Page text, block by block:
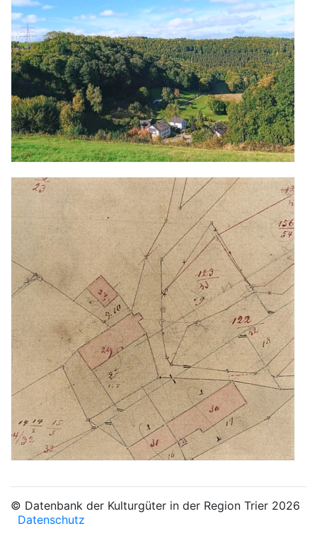
© Datenbank der Kulturgüter in der Region Trier 2026
Datenschutz